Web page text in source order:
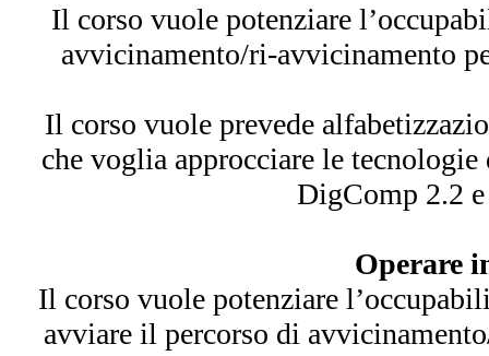
Il corso vuole potenziare
avvicinamento/ri-avvicinamento
Il corso vuole prevede
che voglia approcciare le
DigComp 2.2
Operare
Il corso vuole potenziare
avviare il percorso di